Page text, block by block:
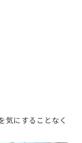
気にすることなく